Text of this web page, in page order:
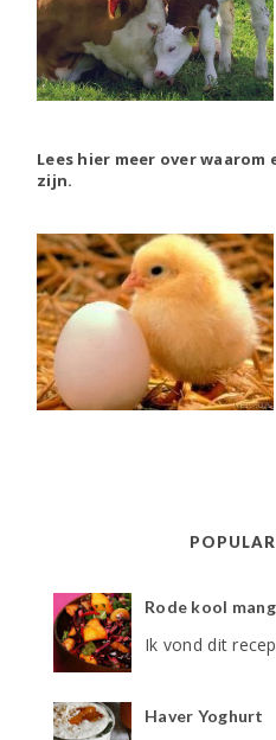
Lees hier meer over
zijn.
Rode kool
Ik vond dit
Haver Yoghurt